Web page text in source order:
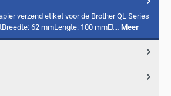
verzend etiket voor de Brother QL Series
62 mmLengte: 100 mmEt… Meer